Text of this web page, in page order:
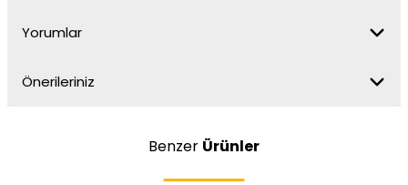
Yorumlar
Önerileriniz
Benzer Ürünler